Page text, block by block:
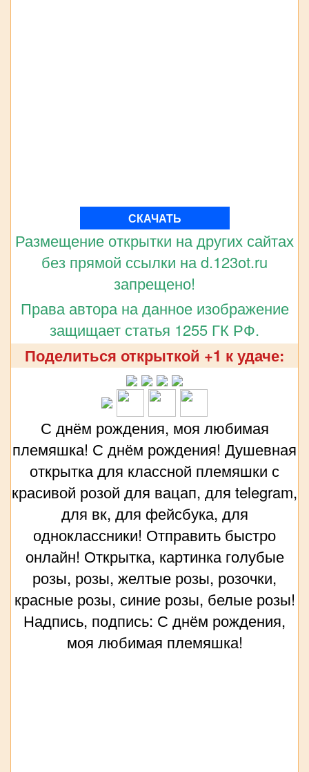
СКАЧАТЬ
Размещение открытки на других сайтах
без прямой ссылки на d.123ot.ru
запрещено!
Права автора на данное изображение
защищает статья 1255 ГК РФ.
Поделиться открыткой +1 к удаче:
С днём рождения, моя любимая
племяшка! С днём рождения! Душевная
открытка для классной племяшки с
красивой розой для вацап, для telegram,
для вк, для фейсбука, для
одноклассники! Отправить быстро
онлайн! Открытка, картинка голубые
розы, розы, желтые розы, розочки,
красные розы, синие розы, белые розы!
Надпись, подпись: С днём рождения,
моя любимая племяшка!